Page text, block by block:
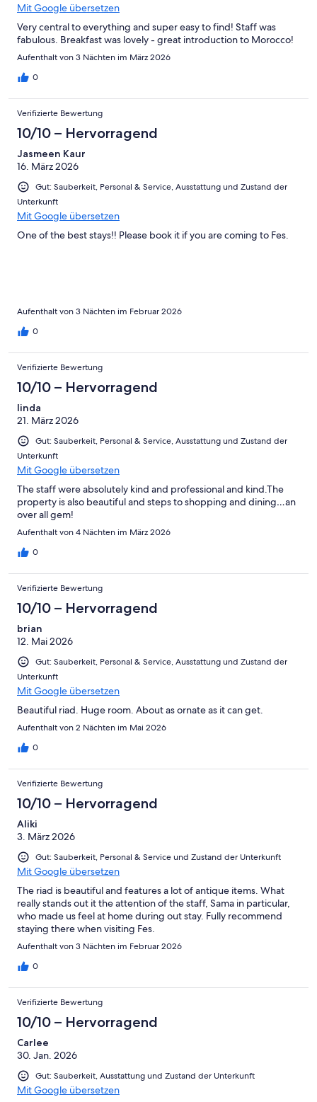
Mit Google übersetzen
Very central to everything and super easy to find! Staff was
fabulous. Breakfast was lovely - great introduction to Morocco!
Aufenthalt von 3 Nächten im März 2026
0
Verifizierte Bewertung
10/10 – Hervorragend
Jasmeen Kaur
16. März 2026
Gut: Sauberkeit, Personal & Service, Ausstattung und Zustand der
Unterkunft
Mit Google übersetzen
One of the best stays!! Please book it if you are coming to Fes.
Aufenthalt von 3 Nächten im Februar 2026
0
Verifizierte Bewertung
10/10 – Hervorragend
linda
21. März 2026
Gut: Sauberkeit, Personal & Service, Ausstattung und Zustand der
Unterkunft
Mit Google übersetzen
The staff were absolutely kind and professional and kind.The
property is also beautiful and steps to shopping and dining…an
over all gem!
Aufenthalt von 4 Nächten im März 2026
0
Verifizierte Bewertung
10/10 – Hervorragend
brian
12. Mai 2026
Gut: Sauberkeit, Personal & Service, Ausstattung und Zustand der
Unterkunft
Mit Google übersetzen
Beautiful riad. Huge room. About as ornate as it can get.
Aufenthalt von 2 Nächten im Mai 2026
0
Verifizierte Bewertung
10/10 – Hervorragend
Aliki
3. März 2026
Gut: Sauberkeit, Personal & Service und Zustand der Unterkunft
Mit Google übersetzen
The riad is beautiful and features a lot of antique items. What
really stands out it the attention of the staff, Sama in particular,
who made us feel at home during out stay. Fully recommend
staying there when visiting Fes.
Aufenthalt von 3 Nächten im Februar 2026
0
Verifizierte Bewertung
10/10 – Hervorragend
Carlee
30. Jan. 2026
Gut: Sauberkeit, Ausstattung und Zustand der Unterkunft
Mit Google übersetzen